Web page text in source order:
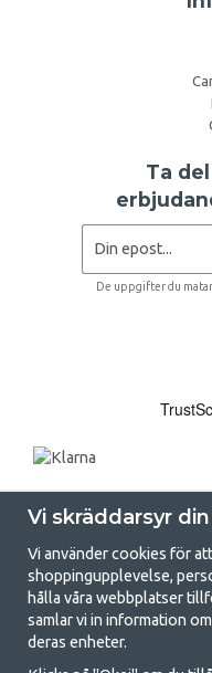
Ta
De uppgifter du
Vi skräddarsyr
Vi använder cookies för
shoppingupplevelse,
hålla våra webbplatser
samlar vi in information
deras enheter.